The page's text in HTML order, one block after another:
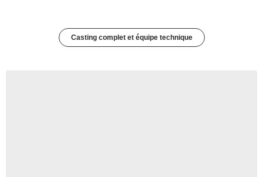
Casting complet et équipe technique